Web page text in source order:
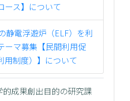
ース】について
静電浮遊炉（ELF）を利
ーマ募集【民間利用促
用制度）】について
的成果創出目的の研究課